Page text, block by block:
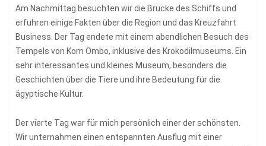
Am Nachmittag besuchten wir die Brücke des Schiffs und
erfuhren einige Fakten über die Region und das Kreuzfahrt
Business. Der Tag endete mit einem abendlichen Besuch des
Tempels von Kom Ombo, inklusive des Krokodilmuseums. Ein
sehr interessantes und kleines Museum, besonders die
Geschichten über die Tiere und ihre Bedeutung für die
ägyptische Kultur.
Der vierte Tag war für mich persönlich einer der schönsten.
Wir unternahmen einen entspannten Ausflug mit einer